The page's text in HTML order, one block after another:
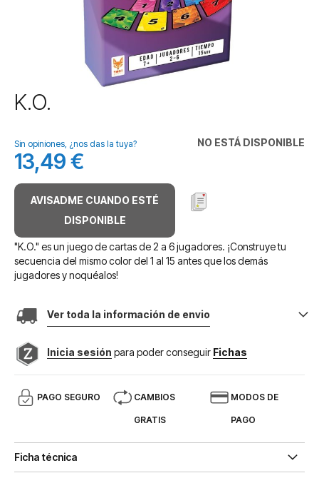
Saltar
al
de
la
galería
de
imágenes
K.O.
NO ESTÁ DISPONIBLE
Sin opiniones, ¿nos das la tuya?
13,49 €
AVISADME CUANDO ESTÉ
DISPONIBLE
"K.O." es un juego de cartas de 2 a 6 jugadores. ¡Construye tu
secuencia del mismo color del 1 al 15 antes que los demás
jugadores y noquéalos!
Ver toda la información de envio
Inicia sesión para poder conseguir Fichas
PAGO SEGURO CAMBIOS
GRATIS
MODOS DE
PAGO
Ficha técnica